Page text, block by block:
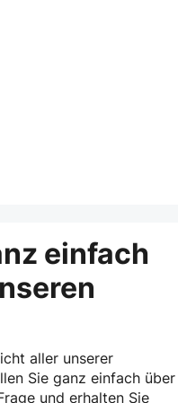
einfach
aller unserer
Sie ganz einfach über
und erhalten Sie